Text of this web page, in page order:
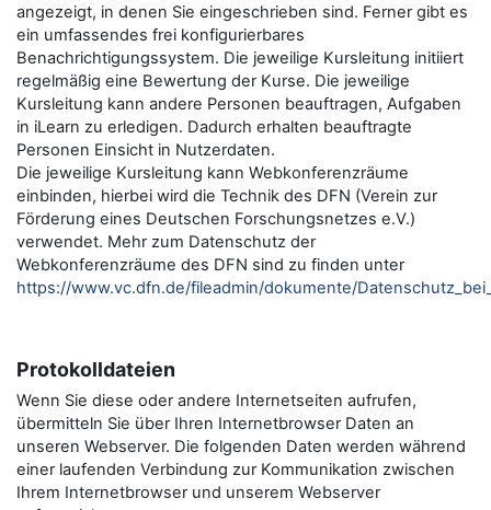
angezeigt, in denen Sie eingeschrieben sind. Ferner gibt es
ein umfassendes frei konfigurierbares
Benachrichtigungssystem. Die jeweilige Kursleitung initiiert
regelmäßig eine Bewertung der Kurse. Die jeweilige
Kursleitung kann andere Personen beauftragen, Aufgaben
in iLearn zu erledigen. Dadurch erhalten beauftragte
Personen Einsicht in Nutzerdaten.
Die jeweilige Kursleitung kann Webkonferenzräume
einbinden, hierbei wird die Technik des DFN (Verein zur
Förderung eines Deutschen Forschungsnetzes e.V.)
verwendet. Mehr zum Datenschutz der
Webkonferenzräume des DFN sind zu finden unter
https://www.vc.dfn.de/fileadmin/dokumente/
Protokolldateien
Wenn Sie diese oder andere Internetseiten aufrufen,
übermitteln Sie über Ihren Internetbrowser Daten an
unseren Webserver. Die folgenden Daten werden während
einer laufenden Verbindung zur Kommunikation zwischen
Ihrem Internetbrowser und unserem Webserver